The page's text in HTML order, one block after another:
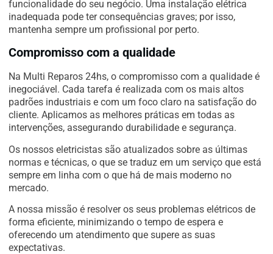
funcionalidade do seu negócio. Uma instalação elétrica
inadequada pode ter consequências graves; por isso,
mantenha sempre um profissional por perto.
Compromisso com a qualidade
Na Multi Reparos 24hs, o compromisso com a qualidade é
inegociável. Cada tarefa é realizada com os mais altos
padrões industriais e com um foco claro na satisfação do
cliente. Aplicamos as melhores práticas em todas as
intervenções, assegurando durabilidade e segurança.
Os nossos eletricistas são atualizados sobre as últimas
normas e técnicas, o que se traduz em um serviço que está
sempre em linha com o que há de mais moderno no
mercado.
A nossa missão é resolver os seus problemas elétricos de
forma eficiente, minimizando o tempo de espera e
oferecendo um atendimento que supere as suas
expectativas.